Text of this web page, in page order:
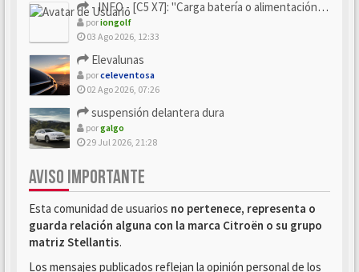
- INFO - [C5 X7]: "Carga batería o alimentación eléctri...
poriongolf
03 Ago 2026, 12:33
Elevalunas
porceleventosa
02 Ago 2026, 07:26
suspensión delantera dura
porgalgo
29 Jul 2026, 21:28
AVISO IMPORTANTE
Esta comunidad de usuarios no pertenece, representa o
guarda relación alguna con la marca Citroën o su grupo
matriz Stellantis.
Los mensajes publicados reflejan la opinión personal de los